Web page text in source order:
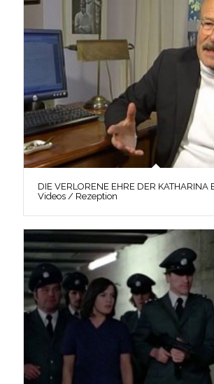
DIE VERLORENE EHRE DER
Videos / Rezeption